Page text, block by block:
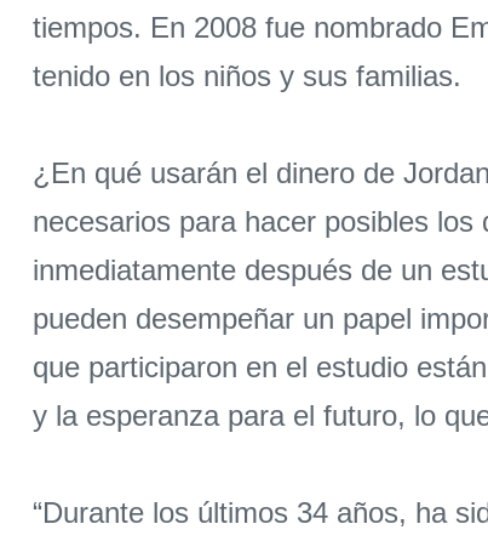
tiempos. En 2008 fue nombrado
tenido en los niños y sus familias.
¿En qué usarán el dinero de
necesarios para hacer posibles
inmediatamente después de un
pueden desempeñar un papel
que participaron en el estudio
y la esperanza para el futuro, lo
“Durante los últimos 34 años, ha